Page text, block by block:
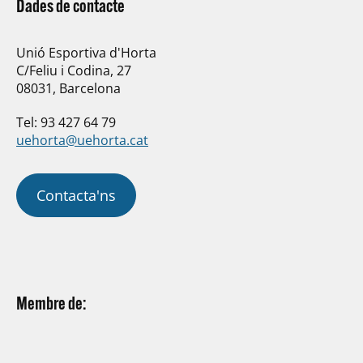
Dades de contacte
Unió Esportiva d'Horta
C/Feliu i Codina, 27
08031, Barcelona
Tel: 93 427 64 79
uehorta@uehorta.cat
Contacta'ns
Membre de: